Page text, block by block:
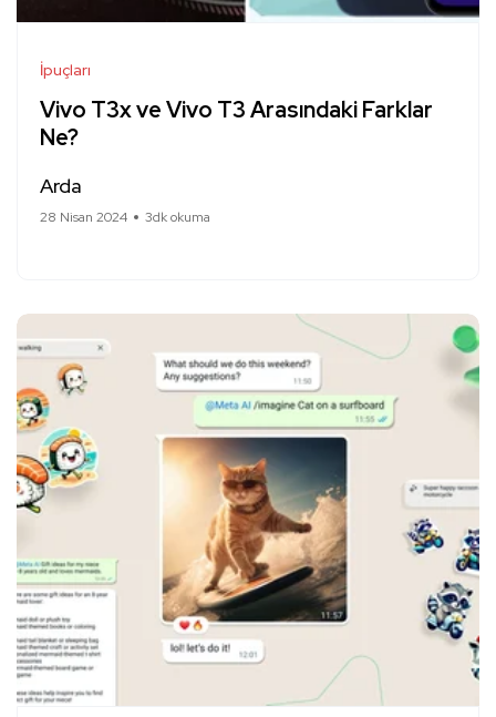
İpuçları
Vivo T3x ve Vivo T3 Arasındaki Farklar
Ne?
Arda
28 Nisan 2024 3dk okuma